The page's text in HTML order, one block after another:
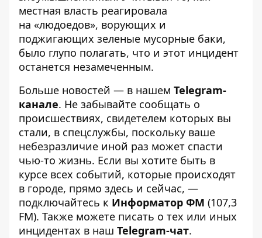
местная власть реагировала
на «людоедов», ворующих и
поджигающих зеленые мусорные баки,
было глупо полагать, что и этот инцидент
останется незамеченным.
Больше новостей — в нашем Telegram-
канале. Не забывайте сообщать о
происшествиях, свидетелем которых вы
стали, в спецслужбы, поскольку ваше
небезразличие иной раз может спасти
чью-то жизнь. Если вы хотите быть в
курсе всех событий, которые происходят
в городе, прямо здесь и сейчас, —
подключайтесь к Информатор ФМ (107,3
FM). Также можете писать о тех или иных
инцидентах в наш Telegram-чат.